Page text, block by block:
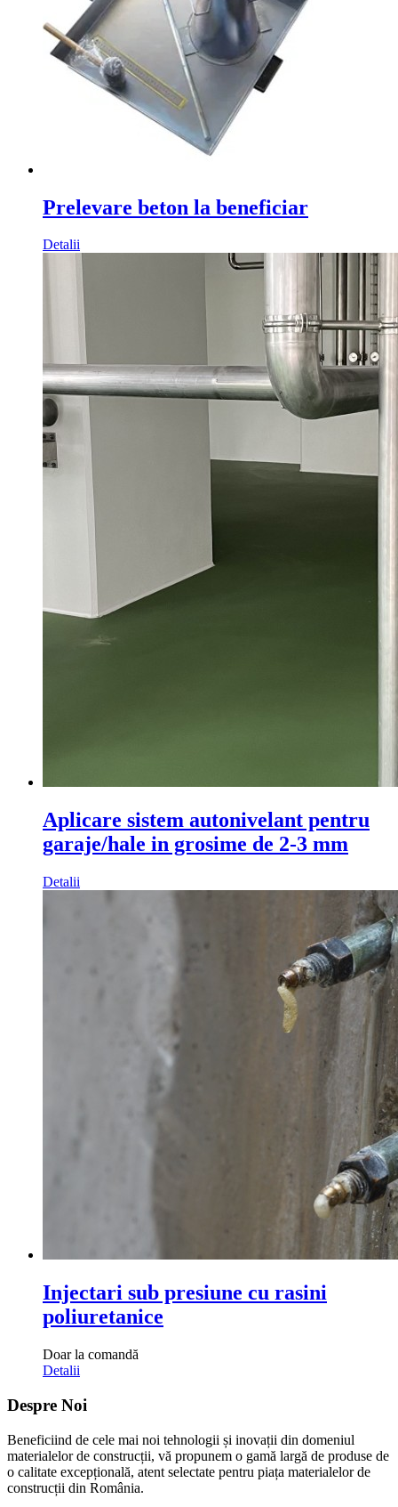
Prelevare beton la beneficiar
Detalii
Aplicare sistem autonivelant pentru
garaje/hale in grosime de 2-3 mm
Detalii
Injectari sub presiune cu rasini
poliuretanice
Doar la comandă
Detalii
Despre Noi
Beneficiind de cele mai noi tehnologii și inovații din domeniul
materialelor de construcții, vă propunem o gamă largă de produse de
o calitate excepțională, atent selectate pentru piața materialelor de
construcții din România.